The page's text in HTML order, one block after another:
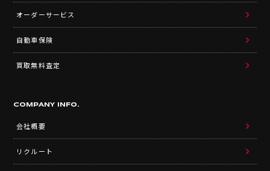
オーダーサービス
自動車保険
買取無料査定
COMPANY INFO.
会社概要
リクルート